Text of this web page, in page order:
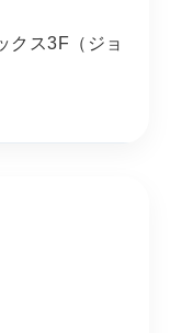
クス3F（ジョ